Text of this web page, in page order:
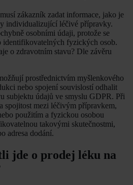
zákazník zadat informace, jako je
individualizující léčivé přípravky.
osobními údaji, protože se
fyzických osob.
o zdravotním stavu? Dle závěru
prostřednictvím myšlenkového
nebo spojení souvislostí odhalit
subjektu údajů ve smyslu GDPR. Při
spojitost mezi léčivým přípravkem,
použitím a fyzickou osobou
takovými skutečnostmi,
adresa dodání.
jde o prodej léku na